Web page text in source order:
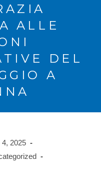
ALLE
DEL
A
4, 2025